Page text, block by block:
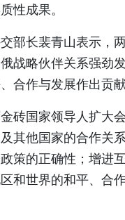
性成果。
部长裴青山表示，
战略伙伴关系强劲
合作与发展作出贡献
砖国家领导人扩大
其他国家的合作关
策的正确性；增进
和世界的和平、合